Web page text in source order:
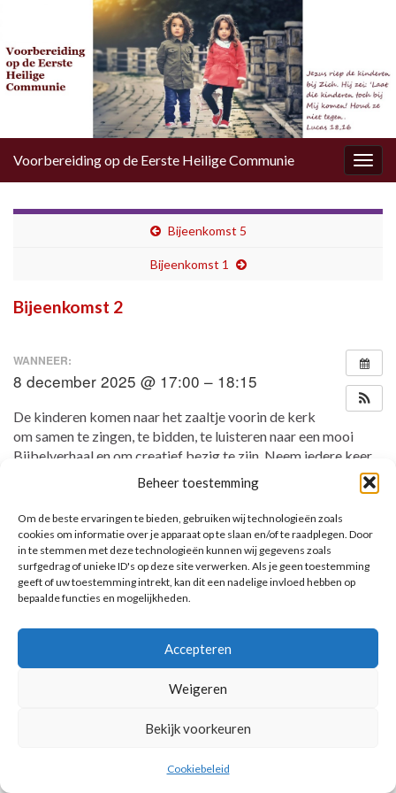
Beheer toestemming
Om de beste ervaringen te bieden, gebruiken wij technologieën zoals
cookies om informatie over je apparaat op te slaan en/of te raadplegen. Door
in te stemmen met deze technologieën kunnen wij gegevens zoals
surfgedrag of unieke ID's op deze site verwerken. Als je geen toestemming
geeft of uw toestemming intrekt, kan dit een nadelige invloed hebben op
bepaalde functies en mogelijkheden.
Accepteren
Weigeren
Bekijk voorkeuren
Cookiebeleid
Voorbereiding op de Eerste Heilige Communie
Bijeenkomst 5
Bijeenkomst 1
Bijeenkomst 2
WANNEER:
8 december 2025 @ 17:00 – 18:15
De kinderen komen naar het zaaltje voorin de kerk
om samen te zingen, te bidden, te luisteren naar een mooi
Bijbelverhaal en om creatief bezig te zijn. Neem iedere keer
AANKOMENDE ACTIVITEITEN
Geen activiteiten.